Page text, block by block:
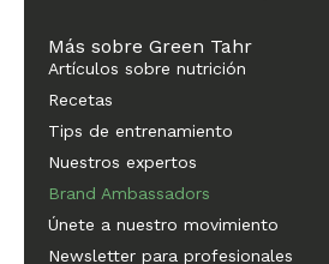
Más sobre Green Tahr
Artículos sobre nutrición
Recetas
Tips de entrenamiento
Nuestros expertos
Brand Ambassadors
Únete a nuestro movimiento
Newsletter para profesionales